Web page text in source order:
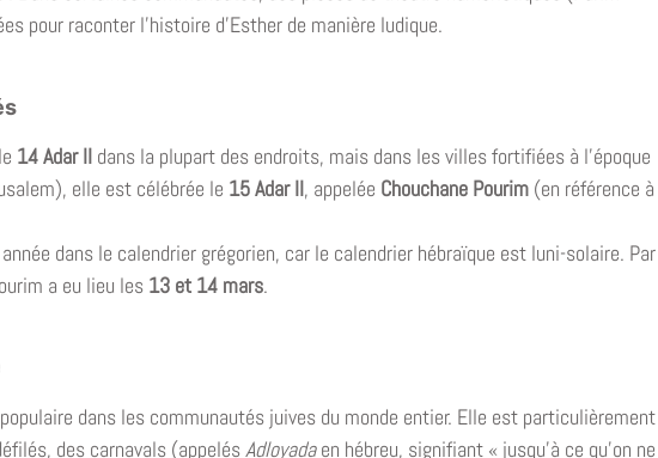
pour raconter l’histoire d’Esther de manière ludique.
14 Adar II dans la plupart des endroits, mais dans les villes fortifiées à l’époque
elle est célébrée le 15 Adar II, appelée Chouchane Pourim (en référence à
dans le calendrier grégorien, car le calendrier hébraïque est luni-solaire. Par
a eu lieu les 13 et 14 mars.
dans les communautés juives du monde entier. Elle est particulièrement
des carnavals (appelésAdloyadaen hébreu, signifiant « jusqu’à ce qu’on ne